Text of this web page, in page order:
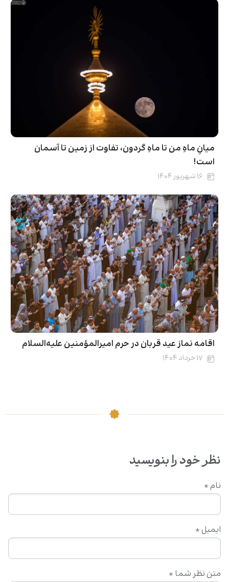
میانِ ماهِ من تا ماهِ گردون، تفاوت از زمین تا آسمان
است!
۱۶ شهریور ۱۴۰۴
اقامه نماز عید قربان در حرم امیرالمؤمنین علیه‌السلام
۱۷ خرداد ۱۴۰۴
نظر خود را بنویسید
متن نظر شما *
نام *
ایمیل *